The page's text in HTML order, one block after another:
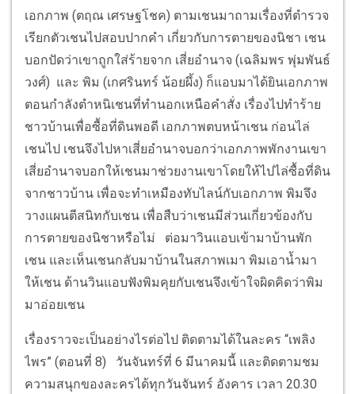
เอกภาพ (ตฤณ เศรษฐโชค) ตามเชนมาถามเรื่องที่ตำรวจ
เรียกตัวเชนไปสอบปากคำ เกี่ยวกับการตายของนิชา เชน
บอกปัดว่าเขาถูกใส่ร้ายจาก เสี่ยอำนาจ (เฉลิมพร พุ่มพันธ์
วงศ์) และ พิม (เกศรินทร์ น้อยผึ้ง) ก็แอบมาได้ยินเอกภาพ
ตอนกำลังตำหนิเชนที่ทำนอกเหนือคำสั่ง เรื่องไปทำร้าย
ชาวบ้านเพื่อซื้อที่ดินพอดี เอกภาพตบหน้าเชน ก่อนไล่
เชนไป เชนจึงไปหาเสี่ยอำนาจบอกว่าเอกภาพพักงานเขา
เสี่ยอำนาจบอกให้เชนมาช่วยงานเขาโดยให้ไปไล่ซื้อที่ดิน
จากชาวบ้าน เพื่อจะทำเหมืองทับไลน์กับเอกภาพ พิมจึง
วางแผนตีสนิทกับเชน เพื่อสืบว่าเชนมีส่วนเกี่ยวข้องกับ
การตายของนิชาหรือไม่ ต่อมาวินแอบเข้ามาบ้านพัก
เชน และเห็นเชนกลับมาบ้านในสภาพเมา พิมเอาน้ำมา
ให้เชน ด้านวินแอบฟังพิมคุยกับเชนจึงเข้าใจผิดคิดว่าพิม
มาอ่อยเชน
เรื่องราวจะเป็นอย่างไรต่อไป ติดตามได้ในละคร “เพลิง
ไพร” (ตอนที่ 8) วันจันทร์ที่ 6 มีนาคมนี้ และติดตามชม
ความสนุกของละครได้ทุกวันจันทร์ อังคาร เวลา 20.30